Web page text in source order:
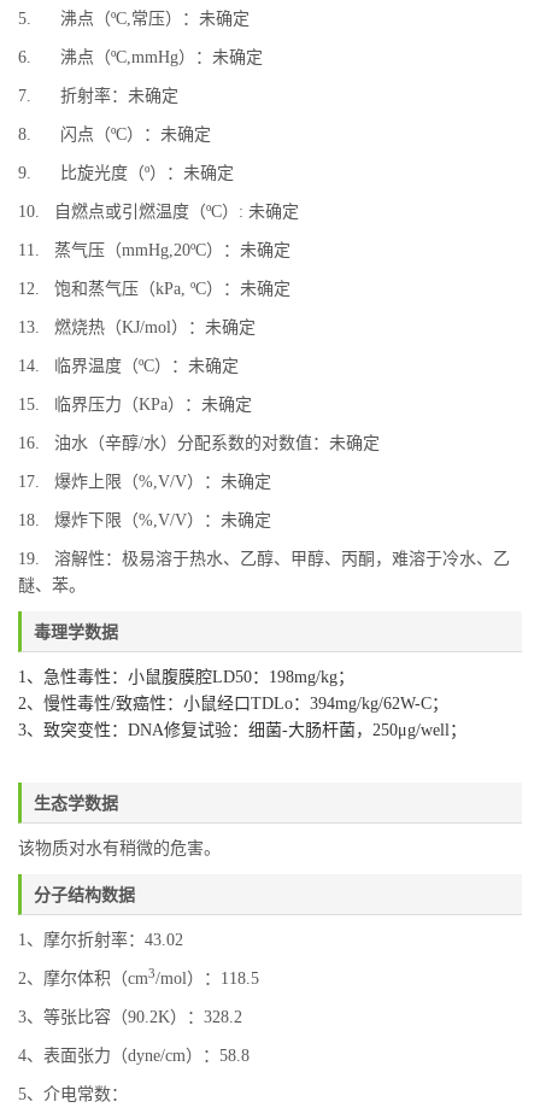
5. 沸点（ºC,常压）：未确定
6. 沸点（ºC,mmHg）：未确定
7. 折射率：未确定
8. 闪点（ºC）：未确定
9. 比旋光度（º）：未确定
10. 自燃点或引燃温度（ºC）: 未确定
11. 蒸气压（mmHg,20ºC）：未确定
12. 饱和蒸气压（kPa, ºC）：未确定
13. 燃烧热（KJ/mol）：未确定
14. 临界温度（ºC）：未确定
15. 临界压力（KPa）：未确定
16. 油水（辛醇/水）分配系数的对数值：未确定
17. 爆炸上限（%,V/V）：未确定
18. 爆炸下限（%,V/V）：未确定
19. 溶解性：极易溶于热水、乙醇、甲醇、丙酮，难溶于冷水、乙
醚、苯。
毒理学数据
1、急性毒性：小鼠腹膜腔LD50：198mg/kg；
2、慢性毒性/致癌性：小鼠经口TDLo：394mg/kg/62W-C；
3、致突变性：DNA修复试验：细菌-大肠杆菌，250μg/well；
生态学数据
该物质对水有稍微的危害。
分子结构数据
1、摩尔折射率：43.02
2、摩尔体积（cm3/mol）：118.5
3、等张比容（90.2K）：328.2
4、表面张力（dyne/cm）：58.8
5、介电常数：